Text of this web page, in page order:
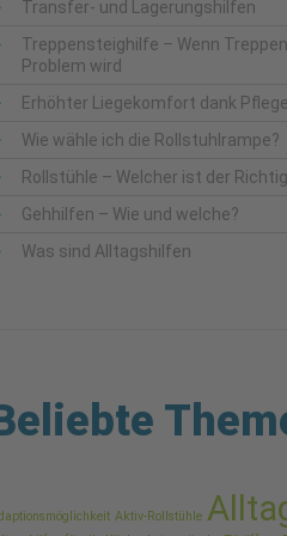
Transfer- und Lagerungshilfen
Treppensteighilfe – Wenn
Problem wird
Erhöhter Liegekomfort dank
Wie wähle ich die Rollstuhlrampe?
Rollstühle – Welcher ist der
Gehhilfen – Wie und welche?
Was sind Alltagshilfen
Aktiv-Rollstühle